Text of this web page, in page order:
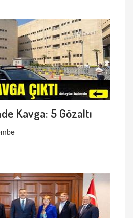
Kavga: 5 Gözaltı